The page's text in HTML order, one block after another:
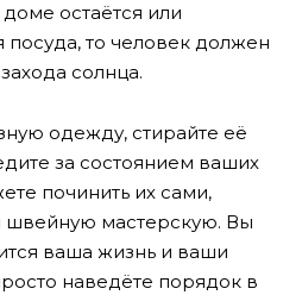
остаётся или
посуда, то человек должен
солнца.
одежду, стирайте её
за состоянием ваших
починить их сами,
швейную мастерскую. Вы
ваша жизнь и ваши
наведёте порядок в